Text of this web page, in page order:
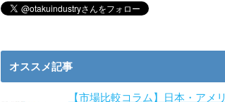
オススメ記事
【市場比較コラム】日本・アメリ